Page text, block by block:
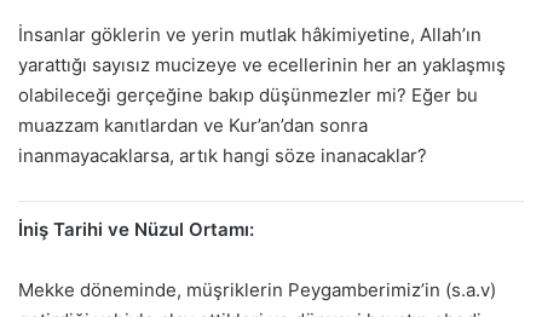
İnsanlar göklerin ve yerin mutlak hâkimiyetine, Allah’ın
yarattığı sayısız mucizeye ve ecellerinin her an yaklaşmış
olabileceği gerçeğine bakıp düşünmezler mi? Eğer bu
muazzam kanıtlardan ve Kur’an’dan sonra
inanmayacaklarsa, artık hangi söze inanacaklar?
İniş Tarihi ve Nüzul Ortamı:
Mekke döneminde, müşriklerin Peygamberimiz’in (s.a.v)